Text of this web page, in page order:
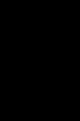
выбором.